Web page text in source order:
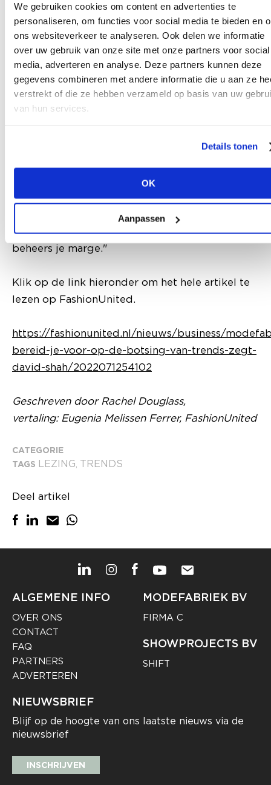
We gebruiken cookies om content en advertenties te
personaliseren, om functies voor social media te bieden en
ons websiteverkeer te analyseren. Ook delen we informatie
over uw gebruik van onze site met onze partners voor social
media, adverteren en analyse. Deze partners kunnen deze
gegevens combineren met andere informatie die u aan ze
verstrekt of die ze hebben verzameld op basis van uw
van hun services.
Details tonen
OK
Aanpassen
groot deel van de potentiële achteruitgang van
het middensegment van de markt kan worden
toegeschreven aan de noodzaak om prioriteit te
geven aan leveranciers. Veel retailers in de
bovengenoemde markt zijn afhankelijk van in
Europa gevestigde leveranciers, merkte de
trendforecaster op, die te maken krijgen met
inflatie, waardoor deze retailers niet goed
vaak terughoudend zijn om de productie naar
goedkopere locaties buiten Europa te brengen.
"De sleutel tot de toekomst is de leverancier,"
voegde Shah eraan toe. "Beheers je leverancier,
beheers je marge."
Klik op de link hieronder om het hele artikel te
lezen op FashionUnited.
https://fashionunited.nl/nieuws/business/
bereid-je-voor-op-de-botsing-van-trends-zegt-
david-shah/2022071254102
Geschreven door Rachel Douglass,
vertaling: Eugenia Melissen Ferrer, FashionUnited
CATEGORIE
TAGS LEZING TRENDS
Deel artikel
ALGEMENE INFO
OVER ONS
CONTACT
FAQ
PARTNERS
ADVERTEREN
MODEFABRIEK BV
FIRMA C
SHOWPROJECTS BV
SHIFT
NIEUWSBRIEF
Blijf op de hoogte van ons laatste nieuws via de
nieuwsbrief
INSCHRIJVEN